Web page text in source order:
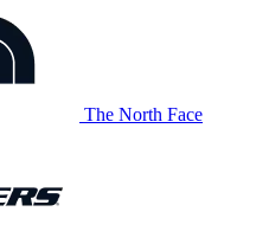
The North Face